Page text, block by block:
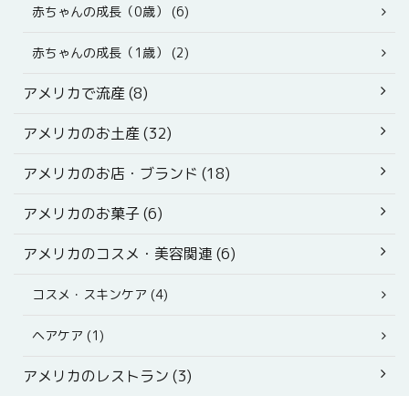
赤ちゃんの成長（0歳） (6)
赤ちゃんの成長（1歳） (2)
アメリカで流産 (8)
アメリカのお土産 (32)
アメリカのお店・ブランド (18)
アメリカのお菓子 (6)
アメリカのコスメ・美容関連 (6)
コスメ・スキンケア (4)
ヘアケア (1)
アメリカのレストラン (3)